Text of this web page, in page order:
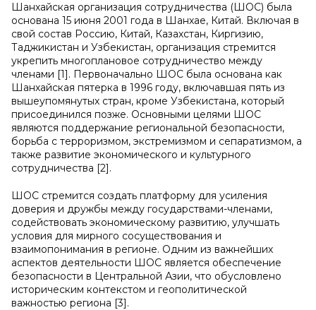
Шанхайская организация сотрудничества (ШОС) была
основана 15 июня 2001 года в Шанхае, Китай. Включая в
свой состав Россию, Китай, Казахстан, Киргизию,
Таджикистан и Узбекистан, организация стремится
укрепить многоплановое сотрудничество между
членами [1]. Первоначально ШОС была основана как
Шанхайская пятерка в 1996 году, включавшая пять из
вышеупомянутых стран, кроме Узбекистана, который
присоединился позже. Основными целями ШОС
являются поддержание региональной безопасности,
борьба с терроризмом, экстремизмом и сепаратизмом, а
также развитие экономического и культурного
сотрудничества [2].
ШОС стремится создать платформу для усиления
доверия и дружбы между государствами-членами,
содействовать экономическому развитию, улучшать
условия для мирного сосуществования и
взаимопонимания в регионе. Одним из важнейших
аспектов деятельности ШОС является обеспечение
безопасности в Центральной Азии, что обусловлено
историческим контекстом и геополитической
важностью региона [3].